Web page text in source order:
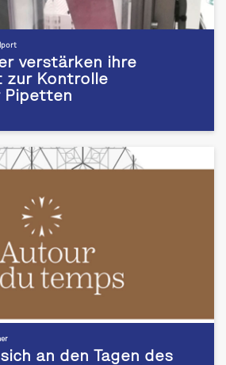
verstärken ihre
zur Kontrolle
Pipetten
an den Tagen des